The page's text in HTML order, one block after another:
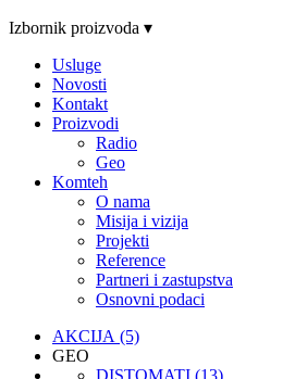
Izbornik proizvoda ▾
Usluge
Novosti
Kontakt
Proizvodi
Radio
Geo
Komteh
O nama
Misija i vizija
Projekti
Reference
Partneri i zastupstva
Osnovni podaci
AKCIJA (5)
GEO
DISTOMATI (13)